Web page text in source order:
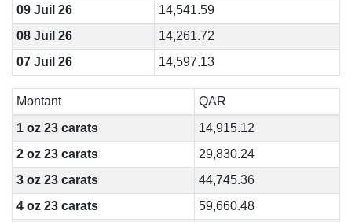
09 Juil 26
14,541.59
08 Juil 26
14,261.72
07 Juil 26
14,597.13
Montant
QAR
1 oz 23 carats
14,915.12
2 oz 23 carats
29,830.24
3 oz 23 carats
44,745.36
4 oz 23 carats
59,660.48